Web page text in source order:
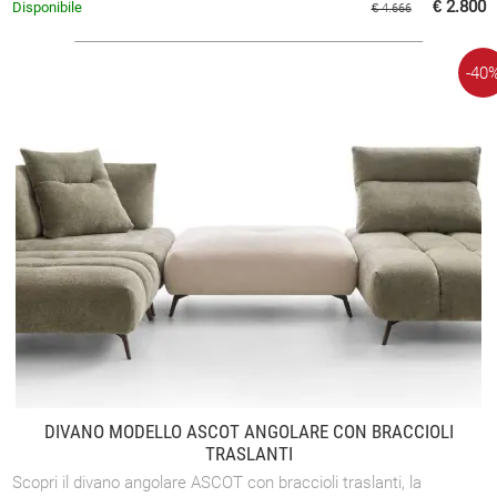
€ 4.666 € 2.800
Disponibile
DIVANO MODELLO ASCOT ANGOLARE CON BRACCIOLI
TRASLANTI
Scopri il divano angolare ASCOT con braccioli traslanti, la
-